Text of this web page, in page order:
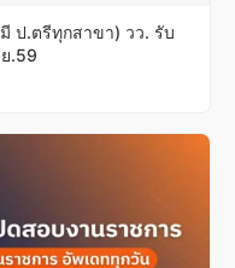
ป.ตรีทุกสาขา) วว. รับ
.59